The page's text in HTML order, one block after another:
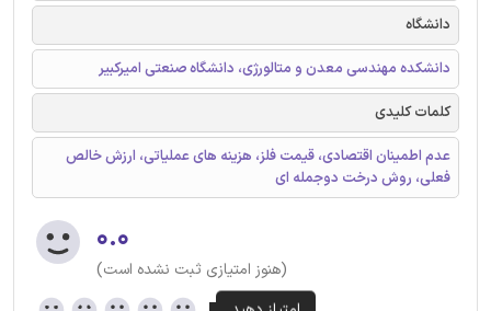
دانشگاه
دانشکده مهندسی معدن و متالورژی، دانشگاه صنعتی امیرکبیر
کلمات کلیدی
عدم اطمینان اقتصادی، قیمت فلز، هزینه های عملیاتی، ارزش خالص
فعلی، روش درخت دوجمله ای
۰.۰
(هنوز امتیازی ثبت نشده است)